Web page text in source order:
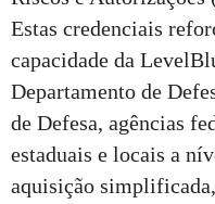
Estas credenciais
capacidade da
Departamento de
de Defesa, agências
estaduais e locais a
aquisição